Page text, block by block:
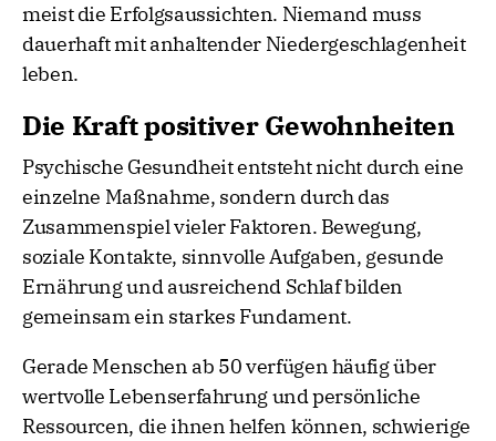
meist die Erfolgsaussichten. Niemand muss
dauerhaft mit anhaltender Niedergeschlagenheit
leben.
Die Kraft positiver Gewohnheiten
Psychische Gesundheit entsteht nicht durch eine
einzelne Maßnahme, sondern durch das
Zusammenspiel vieler Faktoren. Bewegung,
soziale Kontakte, sinnvolle Aufgaben, gesunde
Ernährung und ausreichend Schlaf bilden
gemeinsam ein starkes Fundament.
Gerade Menschen ab 50 verfügen häufig über
wertvolle Lebenserfahrung und persönliche
Ressourcen, die ihnen helfen können, schwierige